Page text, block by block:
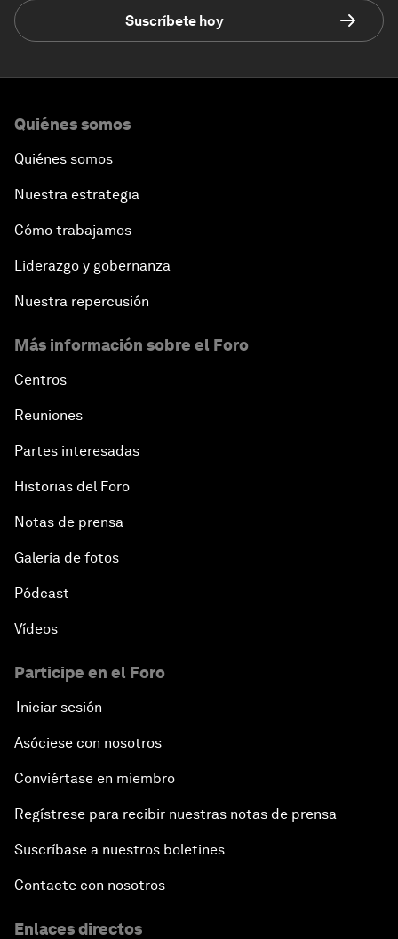
Suscríbete hoy
Quiénes somos
Quiénes somos
Nuestra estrategia
Cómo trabajamos
Liderazgo y gobernanza
Nuestra repercusión
Más información sobre el Foro
Centros
Reuniones
Partes interesadas
Historias del Foro
Notas de prensa
Galería de fotos
Pódcast
Vídeos
Participe en el Foro
Iniciar sesión
Asóciese con nosotros
Conviértase en miembro
Regístrese para recibir nuestras notas de prensa
Suscríbase a nuestros boletines
Contacte con nosotros
Enlaces directos